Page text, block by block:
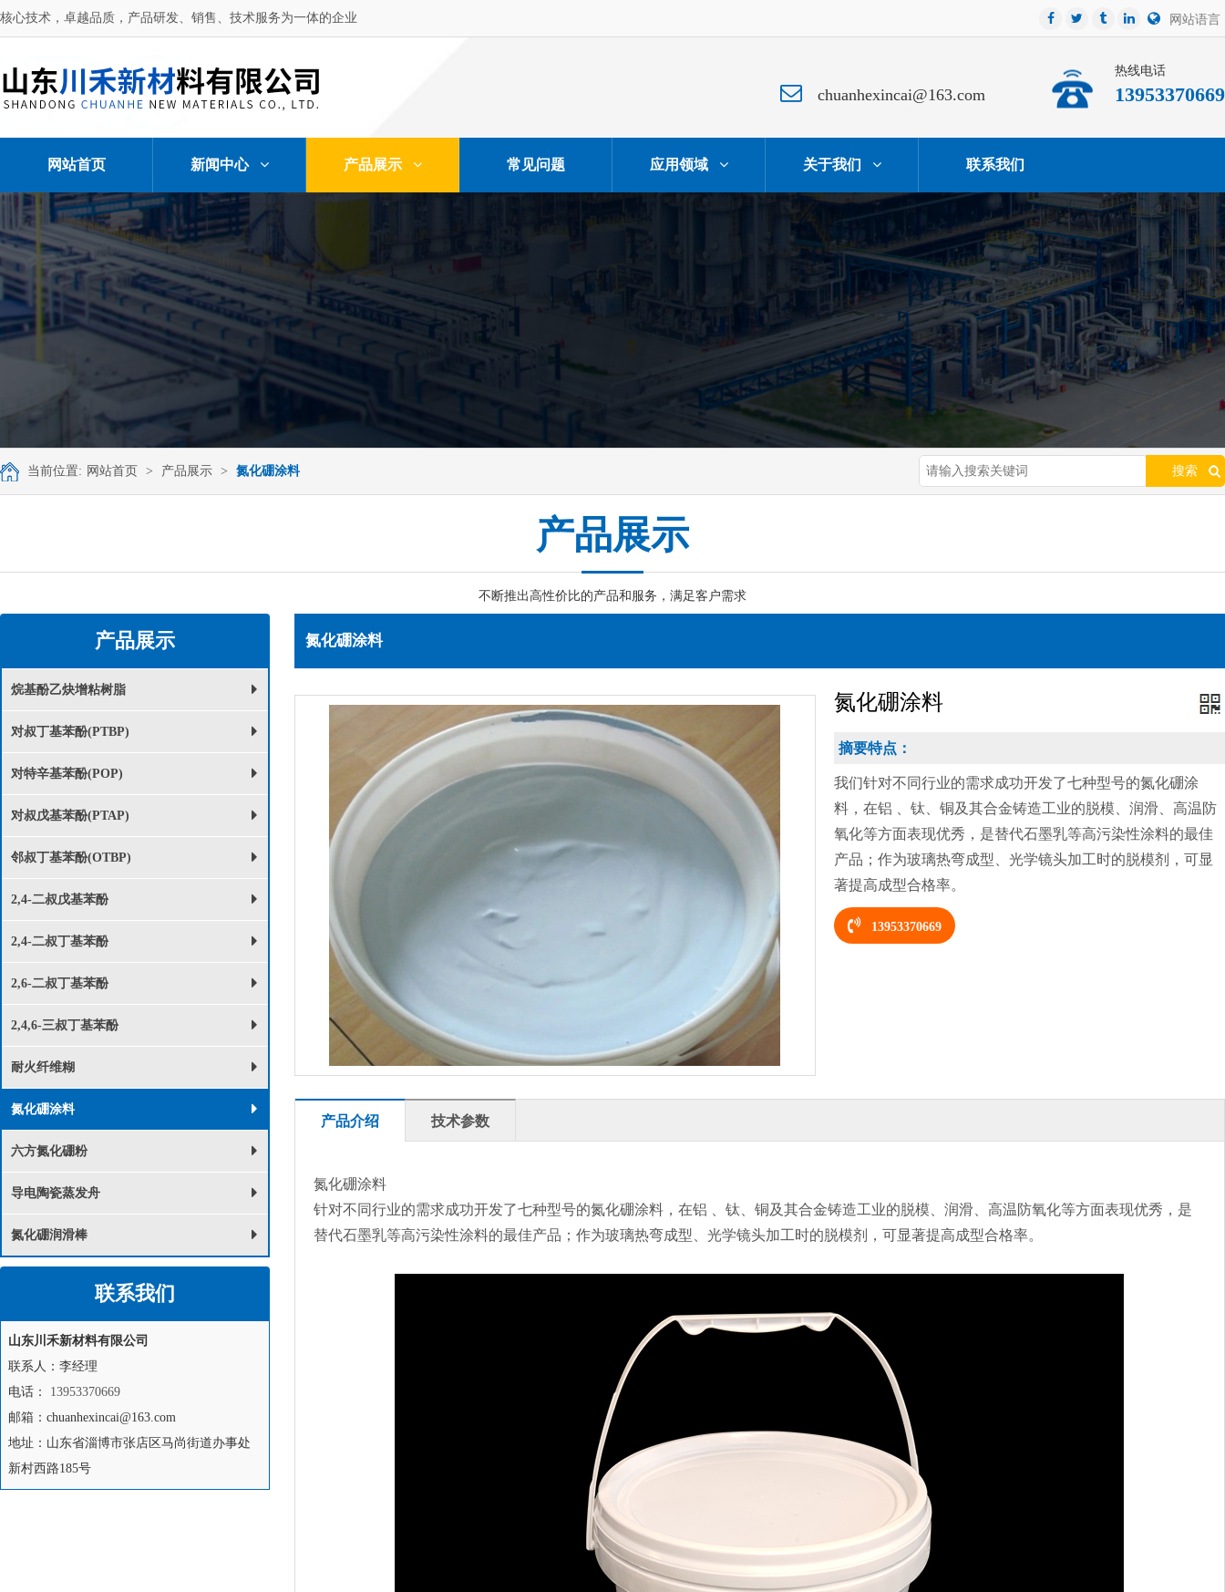
核心技术，卓越品质，产品研发、销售、技术服务为一体的企业 网站语言
热线电话
13953370669
chuanhexincai@163.com
网站首页 新闻中心 产品展示 常见问题 应用领域 关于我们 联系我们
当前位置: 网站首页 > 产品展示 > 氮化硼涂料 搜索
产品展示
不断推出高性价比的产品和服务，满足客户需求
产品展示
烷基酚乙炔增粘树脂
对叔丁基苯酚(PTBP)
对特辛基苯酚(POP)
对叔戊基苯酚(PTAP)
邻叔丁基苯酚(OTBP)
2,4-二叔戊基苯酚
2,4-二叔丁基苯酚
2,6-二叔丁基苯酚
2,4,6-三叔丁基苯酚
耐火纤维糊
氮化硼涂料
六方氮化硼粉
导电陶瓷蒸发舟
氮化硼润滑棒
联系我们
山东川禾新材料有限公司
联系人：李经理
电话： 13953370669
邮箱：chuanhexincai@163.com
地址：山东省淄博市张店区马尚街道办事处
新村西路185号
氮化硼涂料
氮化硼涂料
摘要特点：
我们针对不同行业的需求成功开发了七种型号的氮化硼涂
料，在铝 、钛、铜及其合金铸造工业的脱模、润滑、高温防
氧化等方面表现优秀，是替代石墨乳等高污染性涂料的最佳
产品；作为玻璃热弯成型、光学镜头加工时的脱模剂，可显
著提高成型合格率。
13953370669
产品介绍 技术参数
氮化硼涂料
针对不同行业的需求成功开发了七种型号的氮化硼涂料，在铝 、钛、铜及其合金铸造工业的脱模、润滑、高温防氧化等方面表现优秀，是
替代石墨乳等高污染性涂料的最佳产品；作为玻璃热弯成型、光学镜头加工时的脱模剂，可显著提高成型合格率。